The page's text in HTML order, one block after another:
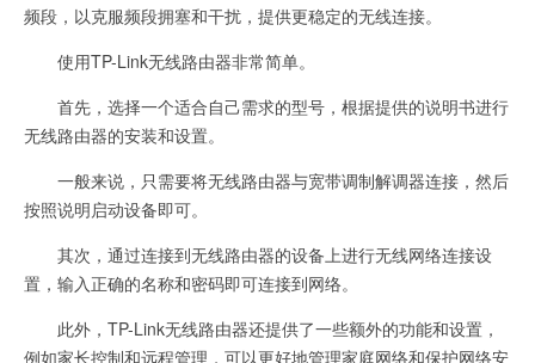
频段，以克服频段拥塞和干扰，提供更稳定的无线连接。
使用TP-Link无线路由器非常简单。
首先，选择一个适合自己需求的型号，根据提供的说明书进行
无线路由器的安装和设置。
一般来说，只需要将无线路由器与宽带调制解调器连接，然后
按照说明启动设备即可。
其次，通过连接到无线路由器的设备上进行无线网络连接设
置，输入正确的名称和密码即可连接到网络。
此外，TP-Link无线路由器还提供了一些额外的功能和设置，
例如家长控制和远程管理，可以更好地管理家庭网络和保护网络安